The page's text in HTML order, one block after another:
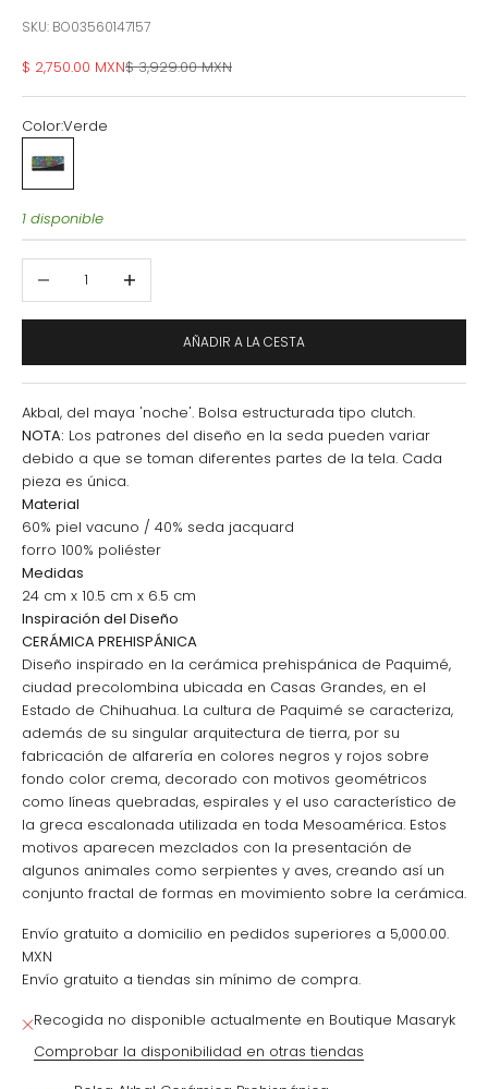
SKU: BO03560147157
Precio de oferta
$ 2,750.00 MXNPrecio normal
$ 3,929.00 MXN
Color:Verde
1 disponible
AÑADIR A LA CESTA
Akbal, del maya 'noche'. Bolsa estructurada tipo clutch.
NOTA: Los patrones del diseño en la seda pueden variar
debido a que se toman diferentes partes de la tela. Cada
pieza es única.
Material
60% piel vacuno / 40% seda jacquard
forro 100% poliéster
Medidas
24 cm x 10.5 cm x 6.5 cm
Inspiración del Diseño
CERÁMICA PREHISPÁNICA
Diseño inspirado en la cerámica prehispánica de Paquimé,
ciudad precolombina ubicada en Casas Grandes, en el
Estado de Chihuahua. La cultura de Paquimé se caracteriza,
además de su singular arquitectura de tierra, por su
fabricación de alfarería en colores negros y rojos sobre
fondo color crema, decorado con motivos geométricos
como líneas quebradas, espirales y el uso característico de
la greca escalonada utilizada en toda Mesoamérica. Estos
motivos aparecen mezclados con la presentación de
algunos animales como serpientes y aves, creando así un
conjunto fractal de formas en movimiento sobre la cerámica.
Envío gratuito a domicilio en pedidos superiores a 5,000.00.
MXN
Envío gratuito a tiendas sin mínimo de compra.
Recogida no disponible actualmente en Boutique Masaryk
Comprobar la disponibilidad en otras tiendas